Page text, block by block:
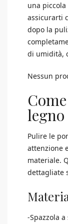
una
assicurarti
dopo la
di umidità,
Nessun
legno
Pulire le
attenzione
materiale.
dettagliate
-Spazzola